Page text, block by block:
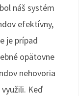
náš systém
efektívny,
je prípad
opätovne
nehovoria
Keď